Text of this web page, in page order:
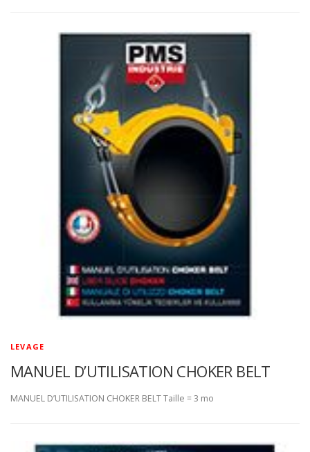
LEVAGE
MANUEL D’UTILISATION CHOKER BELT
MANUEL D’UTILISATION CHOKER BELT Taille = 3 mo